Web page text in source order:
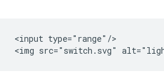
<input type="range"/>